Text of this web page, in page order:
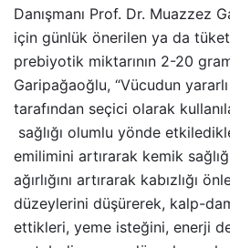
Danışmanı Prof. Dr. Muazzez
için günlük önerilen ya da
prebiyotik miktarının 2-20
Garipağaoğlu, “Vücudun
tarafından seçici olarak
sağlığı olumlu yönde
emilimini artırarak kemik
ağırlığını artırarak kabızlığı
düzeylerini düşürerek, kalp-
ettikleri, yeme isteğini, enerji